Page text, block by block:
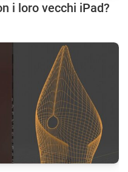
i loro vecchi iPad?